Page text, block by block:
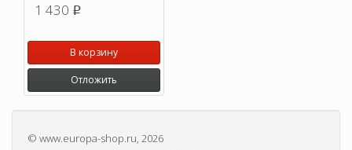
1 430 p
В корзину
Отложить
© www.europa-shop.ru, 2026